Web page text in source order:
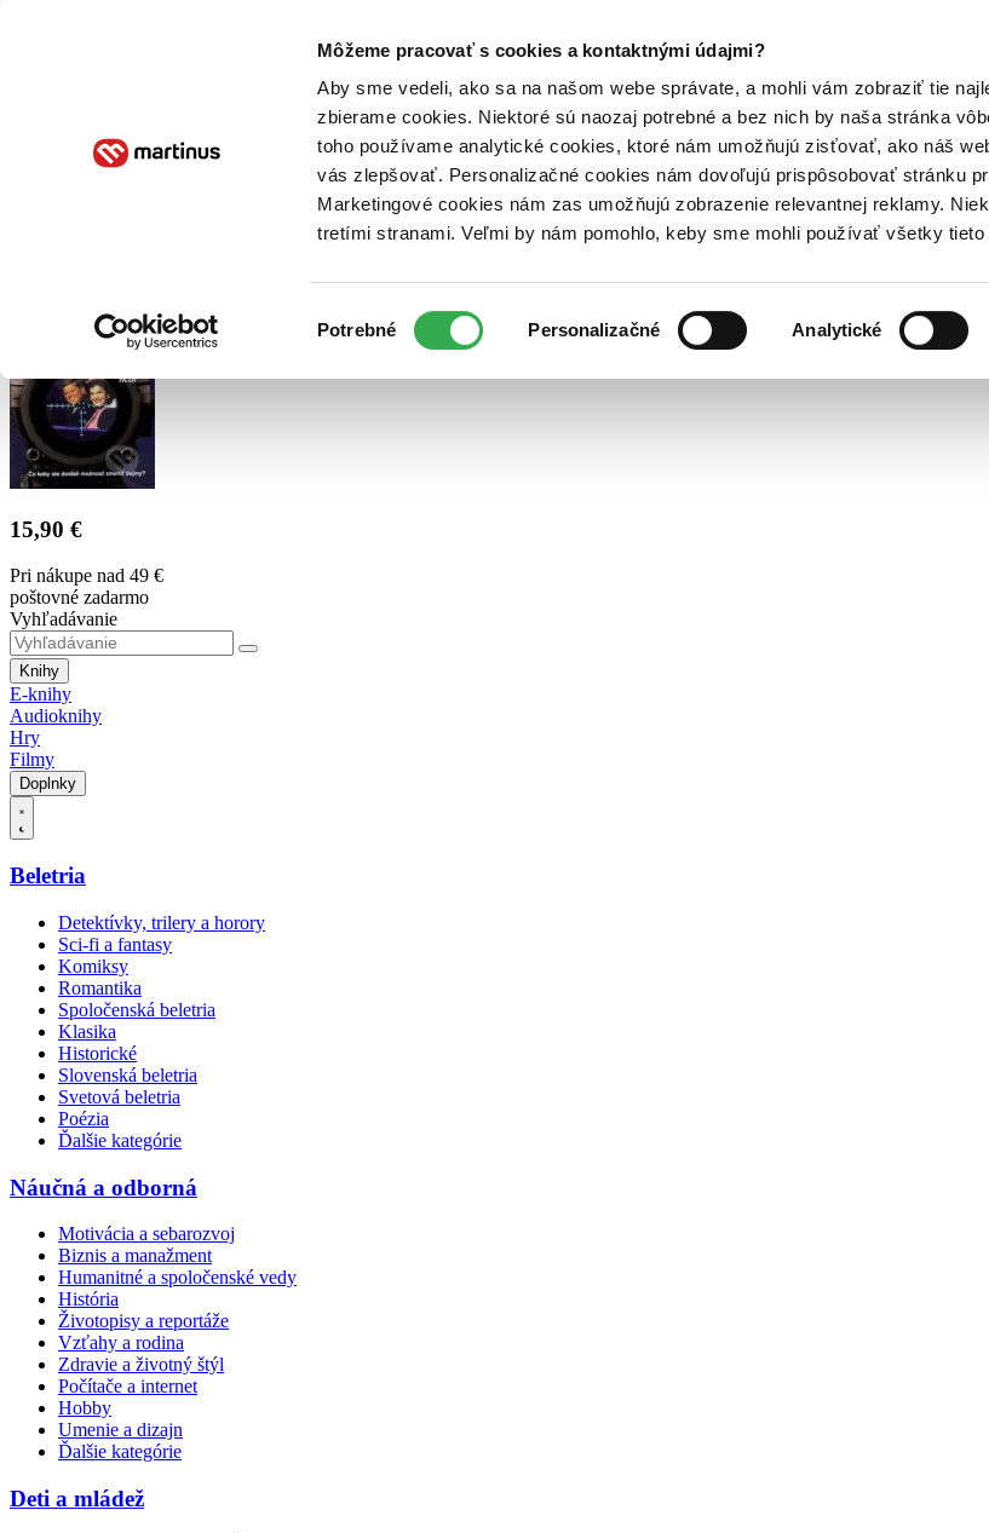
Môžeme pracovať s cookies a kontaktnými údajmi?
Aby sme vedeli, ako sa na našom webe správate, a mohli vám zobraziť tie
zbierame cookies. Niektoré sú naozaj potrebné a bez nich by naša stránka
toho používame analytické cookies, ktoré nám umožňujú zisťovať, ako náš
vás zlepšovať. Personalizačné cookies nám dovoľujú prispôsobovať stránku
Marketingové cookies nám zas umožňujú zobrazenie relevantnej reklamy.
tretími stranami. Veľmi by nám pomohlo, keby sme mohli používať všetky
súhlasu
Potrebné Personalizačné Analytické
Poukážky Kontakt
15,90 €
Pri nákupe nad 49 €
poštovné zadarmo
Vyhľadávanie
Knihy
E-knihy
Audioknihy
Hry
Filmy
Doplnky
Beletria
Detektívky, trilery a horory
Sci-fi a fantasy
Komiksy
Romantika
Spoločenská beletria
Klasika
Historické
Slovenská beletria
Svetová beletria
Poézia
Ďalšie kategórie
Náučná a odborná
Motivácia a sebarozvoj
Biznis a manažment
Humanitné a spoločenské vedy
História
Životopisy a reportáže
Vzťahy a rodina
Zdravie a životný štýl
Počítače a internet
Hobby
Umenie a dizajn
Ďalšie kategórie
Deti a mládež